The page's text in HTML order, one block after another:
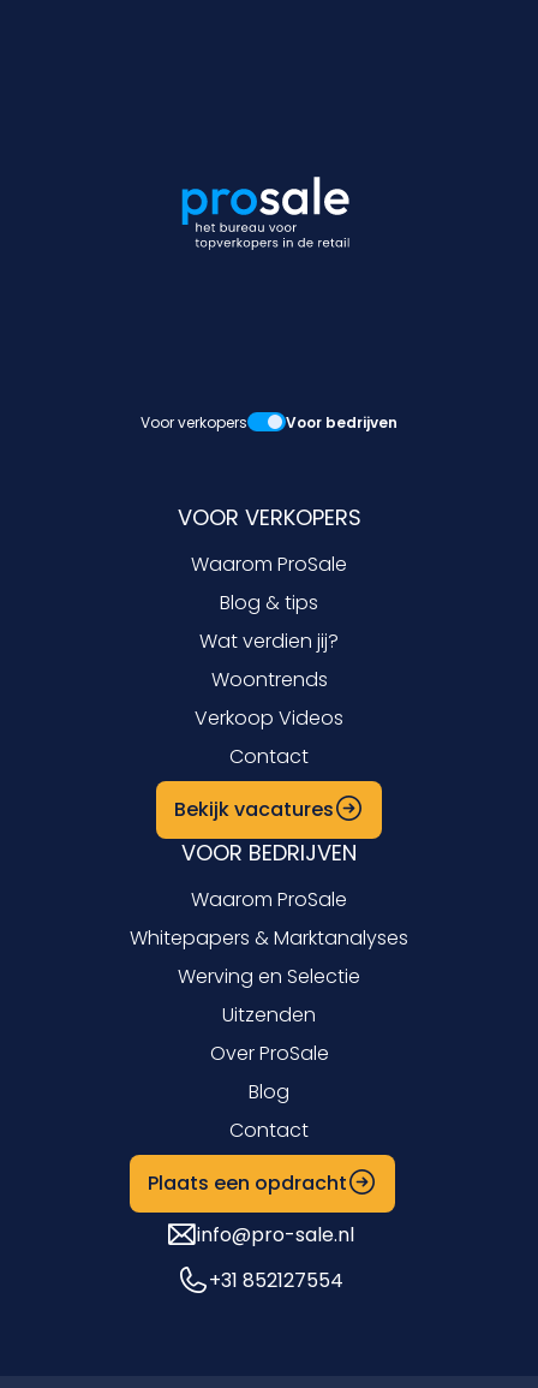
Voor verkopers Voor bedrijven
VOOR VERKOPERS
Waarom ProSale
Blog & tips
Wat verdien jij?
Woontrends
Verkoop Videos
Contact
Bekijk vacatures
VOOR BEDRIJVEN
Waarom ProSale
Whitepapers & Marktanalyses
Werving en Selectie
Uitzenden
Over ProSale
Blog
Contact
Plaats een opdracht
info@pro-sale.nl
+31 852127554